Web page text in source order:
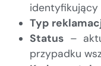
identyfikujący
Typ
Status –
przypadku